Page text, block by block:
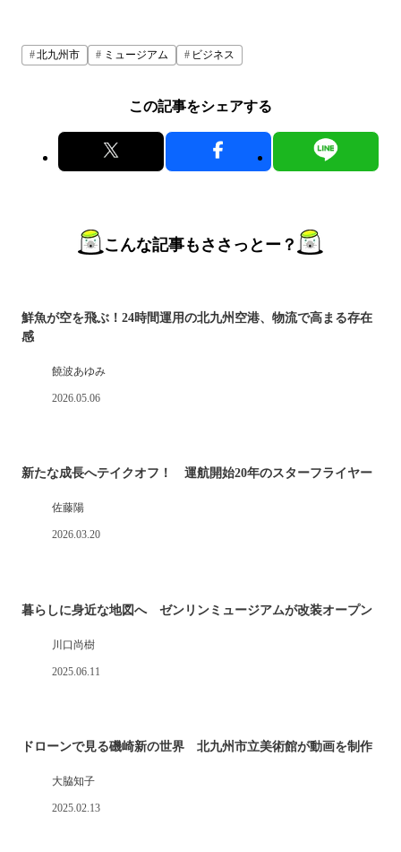
北九州市 ミュージアム ビジネス
この記事をシェアする
こんな記事もささっとー？
鮮魚が空を飛ぶ！24時間運用の北九州空港、物流で高まる存在
感
饒波あゆみ
2026.05.06
新たな成長へテイクオフ！ 運航開始20年のスターフライヤー
佐藤陽
2026.03.20
暮らしに身近な地図へ ゼンリンミュージアムが改装オープン
川口尚樹
2025.06.11
ドローンで見る磯崎新の世界 北九州市立美術館が動画を制作
大脇知子
2025.02.13